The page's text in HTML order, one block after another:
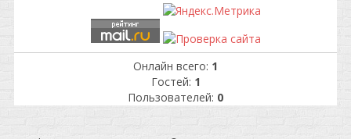
Онлайн всего: 1
Гостей: 1
Пользователей: 0